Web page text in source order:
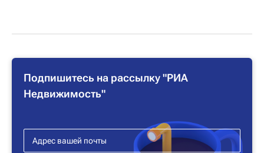
Подпишитесь на рассылку "РИА
Недвижимость"